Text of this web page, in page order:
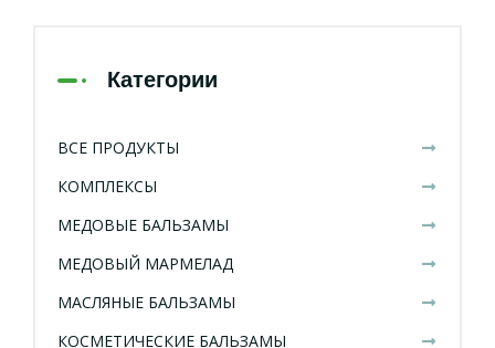
Категории
ВСЕ ПРОДУКТЫ
КОМПЛЕКСЫ
МЕДОВЫЕ БАЛЬЗАМЫ
МЕДОВЫЙ МАРМЕЛАД
МАСЛЯНЫЕ БАЛЬЗАМЫ
КОСМЕТИЧЕСКИЕ БАЛЬЗАМЫ